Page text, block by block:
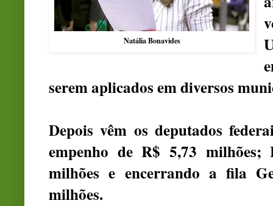
Natália Bonavides
serem aplicados em diversos
Depois vêm os deputados
empenho de R$ 5,73
milhões e encerrando a fila
milhões.